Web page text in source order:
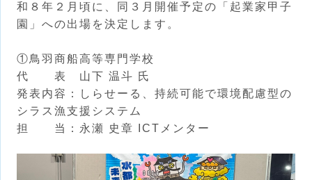
和８年２月頃に、同３月開催予定の「起業家甲子
園」への出場を決定します。
①鳥羽商船高等専門学校
代 表 山下 温斗 氏
発表内容：しらせーる、持続可能で環境配慮型の
シラス漁支援システム
担 当：永瀬 史章 ICTメンター